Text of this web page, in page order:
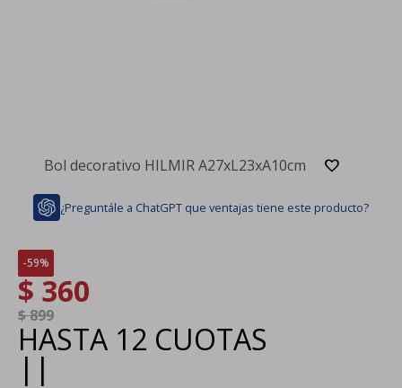
Bol decorativo HILMIR A27xL23xA10cm
¿Preguntále a ChatGPT que ventajas tiene este producto?
59
$ 360
$899
HASTA 12 CUOTAS
| |